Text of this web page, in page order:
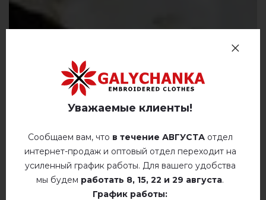
Уважаемые клиенты!
Сообщаем вам, что в течение АВГУСТАотдел
интернет-продаж и оптовый отдел переходит на
усиленный график работы. Для вашего удобства
мы будем работать 8, 15, 22 и 29 августа.
График работы: